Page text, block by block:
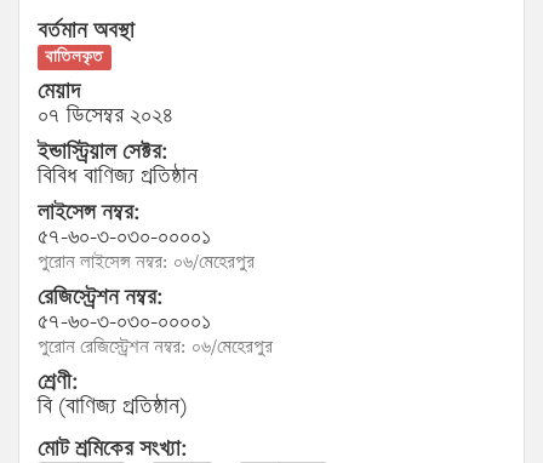
বর্তমান অবস্থা
বাতিলকৃত
মেয়াদ
০৭ ডিসেম্বর ২০২৪
ইন্ডাস্ট্রিয়াল সেক্টর:
বিবিধ বাণিজ্য প্রতিষ্ঠান
লাইসেন্স নম্বর:
৫৭-৬০-৩-০৩০-০০০০১
পুরোন লাইসেন্স নম্বর: ০৬/মেহেরপুর
রেজিস্ট্রেশন নম্বর:
৫৭-৬০-৩-০৩০-০০০০১
পুরোন রেজিস্ট্রেশন নম্বর: ০৬/মেহেরপুর
শ্রেণী:
বি (বাণিজ্য প্রতিষ্ঠান)
মোট শ্রমিকের সংখ্যা: